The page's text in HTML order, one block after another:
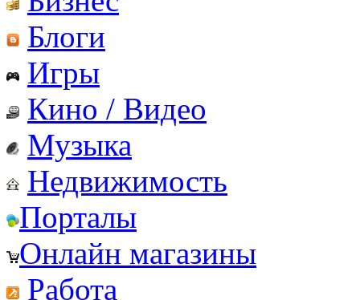
Блоги
Игры
Кино / Видео
Музыка
Недвижимость
Порталы
Онлайн магазины
Работа